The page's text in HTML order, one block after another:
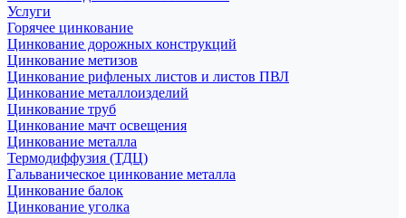
Услуги
Горячее цинкование
Цинкование дорожных конструкций
Цинкование метизов
Цинкование рифленых листов и листов ПВЛ
Цинкование металлоизделий
Цинкование труб
Цинкование мачт освещения
Цинкование металла
Термодиффузия (ТДЦ)
Гальваническое цинкование металла
Цинкование балок
Цинкование уголка